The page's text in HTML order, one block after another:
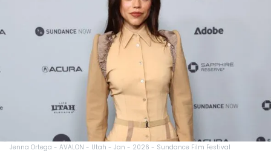
Jenna Ortega - AVALON - Utah - Jan - 2026 - Sundance Film Festival